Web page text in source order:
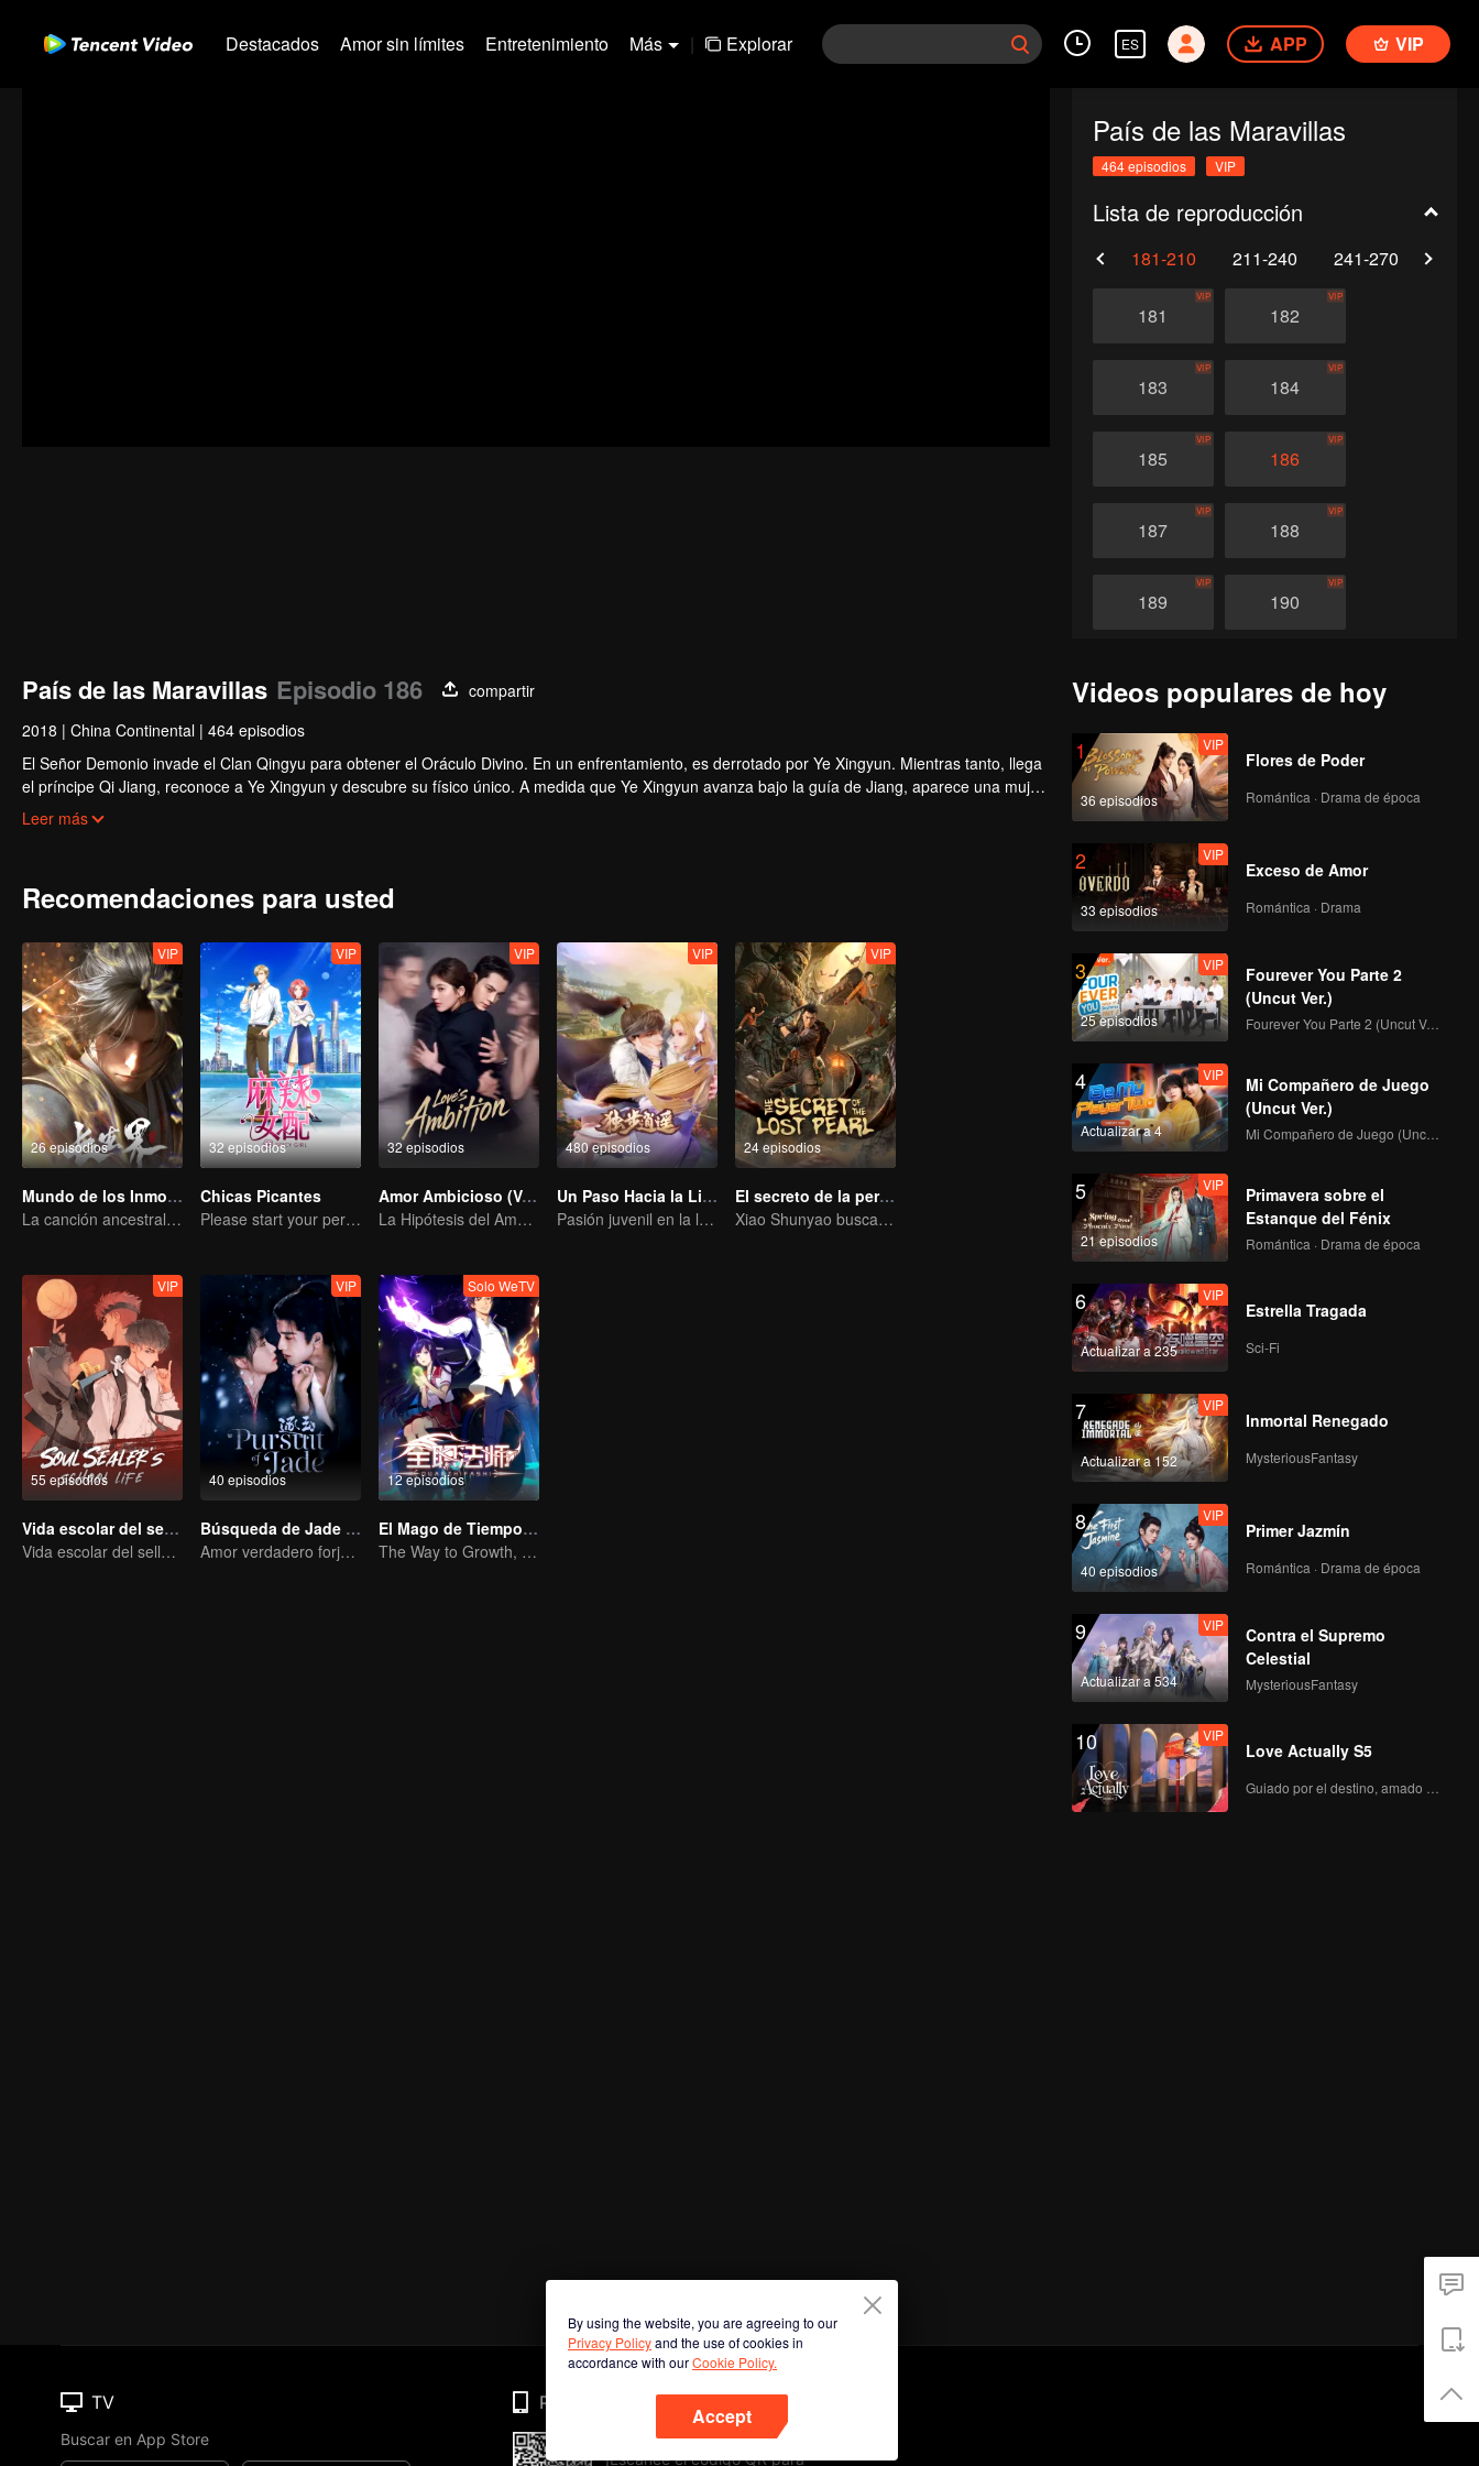
Destacados Amor sin límites Entretenimiento Más | Explorar ES APP VIP
País de las Maravillas
464 episodios VIP
Lista de reproducción
181-210 211-240 241-270
181
VIP
182
VIP
183
VIP
184
VIP
185
VIP
186
VIP
187
VIP
188
VIP
189
VIP
190
VIP
193
195
VIP VIP
197
VIP VIP
199
201
VIP
202
203
VIP
204
VIP
205
VIP
207
VIP
208
VIP
209
VIP
210
País de las Maravillas Episodio 186
compartir
2018 | China Continental | 464 episodios
El Señor Demonio invade el Clan Qingyu para obtener el Oráculo Divino. En un enfrentamiento, es derrotado por Ye Xingyun. Mientras tanto, llega
el príncipe Qi Jiang, reconoce a Ye Xingyun y descubre su físico único. A medida que Ye Xingyun avanza bajo la guía de Jiang, aparece una mujer
misteriosa, An Yun, y se enreda en la disputa entre el Señor Demonio y Ye Xingyun.
Leer más
Recomendaciones para usted
26 episodios
VIP
Mundo de los Inmortales
La canción ancestral narra todo sobre la sangre y las lágrimas
32 episodios
VIP
Chicas Picantes
Please start your performance.
32 episodios
VIP
Amor Ambicioso (Versión en Inglés)
La Hipótesis del Amor Verdadero de Zhao Lusi y Chen Weiting
480 episodios
VIP
Un Paso Hacia la Libertad
Pasión juvenil en la lucha mundana
24 episodios
VIP
El secreto de la perla perdida
Xiao Shunyao busca un tesoro para romper la maldición de sangre
55 episodios
VIP
Vida escolar del sellador de almas (Versión horizontal)
Vida escolar del sellador de almas (Versión horizontal)
40 episodios
VIP
Búsqueda de Jade (Versión en Inglés)
Amor verdadero forjado en las llamas de la guerra
12 episodios
Solo WeTV
El Mago de Tiempo Completo Temporada 1
The Way to Growth, Encouragement and Self-improvement
Videos populares de hoy
1
36 episodios
VIP
Flores de Poder
Romántica · Drama de época
2
33 episodios
VIP
Exceso de Amor
Romántica · Drama
3
25 episodios
VIP
Fourever You Parte 2
(Uncut Ver.)
Fourever You Parte 2 (Uncut Ver.)
4
Actualizar a 4
VIP
Mi Compañero de Juego
(Uncut Ver.)
Mi Compañero de Juego (Uncut Ver.)
5
21 episodios
VIP
Primavera sobre el
Estanque del Fénix
Romántica · Drama de época
6
Actualizar a 235
VIP
Estrella Tragada
Sci-Fi
7
Actualizar a 152
VIP
Inmortal Renegado
MysteriousFantasy
8
40 episodios
VIP
Primer Jazmín
Romántica · Drama de época
9
Actualizar a 534
VIP
Contra el Supremo
Celestial
MysteriousFantasy
10 VIP
Love Actually S5
By using the website, you are agreeing to our
Privacy Policyand the use of cookies in
accordance with ourCookie Policy.
Accept
TV
Buscar en App Store
Phone
¡Escanee el código QR para